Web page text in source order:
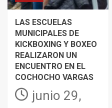
LAS ESCUELAS
MUNICIPALES DE
KICKBOXING Y BOXEO
REALIZARON UN
ENCUENTRO EN EL
COCHOCHO VARGAS
junio 29,